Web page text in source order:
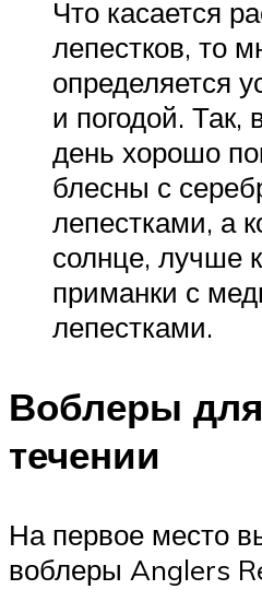
Что касается
лепестков, то
определяется
и погодой. Так,
день хорошо
блесны с
лепестками, а
солнце, лучше
приманки с
лепестками.
Воблеры
течении
На первое место
воблеры Anglers